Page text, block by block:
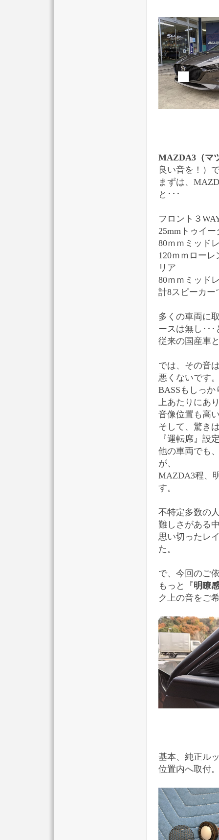
MAZDA3（マ
良い音を！）
まずは、
と･･･
フロント３
25mmトゥイ
80ｍｍミッド
120ｍｍロー
リア
80ｍｍミッド
計8スピーカー
多くの車両に
ースは無し･･･
従来の国産車
では、その音
悪くないです
BASSもしっ
上あたりにあ
音像位置も高
そして、驚き
『運転席』設
他の車両でも
が、
MAZDA3程、
す。
不特定多数の
難しさがある
思い切ったレ
た。
で、今回のご
もっと『明瞭
ク上の音をご
基本、純正ル
位置内へ取付